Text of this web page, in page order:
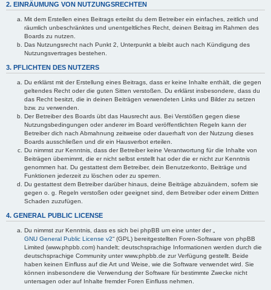
2. EINRÄUMUNG VON NUTZUNGSRECHTEN
Mit dem Erstellen eines Beitrags erteilst du dem Betreiber ein einfaches, zeitlich und
räumlich unbeschränktes und unentgeltliches Recht, deinen Beitrag im Rahmen des
Boards zu nutzen.
Das Nutzungsrecht nach Punkt 2, Unterpunkt a bleibt auch nach Kündigung des
Nutzungsvertrages bestehen.
3. PFLICHTEN DES NUTZERS
Du erklärst mit der Erstellung eines Beitrags, dass er keine Inhalte enthält, die gegen
geltendes Recht oder die guten Sitten verstoßen. Du erklärst insbesondere, dass du
das Recht besitzt, die in deinen Beiträgen verwendeten Links und Bilder zu setzen
bzw. zu verwenden.
Der Betreiber des Boards übt das Hausrecht aus. Bei Verstößen gegen diese
Nutzungsbedingungen oder anderer im Board veröffentlichten Regeln kann der
Betreiber dich nach Abmahnung zeitweise oder dauerhaft von der Nutzung dieses
Boards ausschließen und dir ein Hausverbot erteilen.
Du nimmst zur Kenntnis, dass der Betreiber keine Verantwortung für die Inhalte von
Beiträgen übernimmt, die er nicht selbst erstellt hat oder die er nicht zur Kenntnis
genommen hat. Du gestattest dem Betreiber, dein Benutzerkonto, Beiträge und
Funktionen jederzeit zu löschen oder zu sperren.
Du gestattest dem Betreiber darüber hinaus, deine Beiträge abzuändern, sofern sie
gegen o. g. Regeln verstoßen oder geeignet sind, dem Betreiber oder einem Dritten
Schaden zuzufügen.
4. GENERAL PUBLIC LICENSE
Du nimmst zur Kenntnis, dass es sich bei phpBB um eine unter der „
GNU General Public License v2“ (GPL) bereitgestellten Foren-Software von phpBB
Limited (www.phpbb.com) handelt; deutschsprachige Informationen werden durch die
deutschsprachige Community unter www.phpbb.de zur Verfügung gestellt. Beide
haben keinen Einfluss auf die Art und Weise, wie die Software verwendet wird. Sie
können insbesondere die Verwendung der Software für bestimmte Zwecke nicht
untersagen oder auf Inhalte fremder Foren Einfluss nehmen.